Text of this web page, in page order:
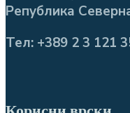
Република
Тел: +389 2 3 121